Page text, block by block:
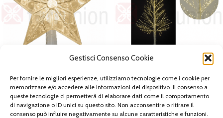
Gestisci Consenso Cookie
Per fornire le migliori esperienze, utilizziamo tecnologie come i cookie per
memorizzare e/o accedere alle informazioni del dispositivo. Il consenso a
queste tecnologie ci permetterà di elaborare dati come il comportamento
di navigazione o ID unici su questo sito. Non acconsentire o ritirare il
consenso può influire negativamente su alcune caratteristiche e funzioni.
053515 – PUNTALE STELLA NATALE
A BATTERIA BIANCO FREDDO
MARCHI,Ferrunion/Yamato, NATALE,
Luci e arredi
080803 – ALBERO NATALE
LUMINOSO
MARCHI,Ferrunion/Yamato
Luci e arredi